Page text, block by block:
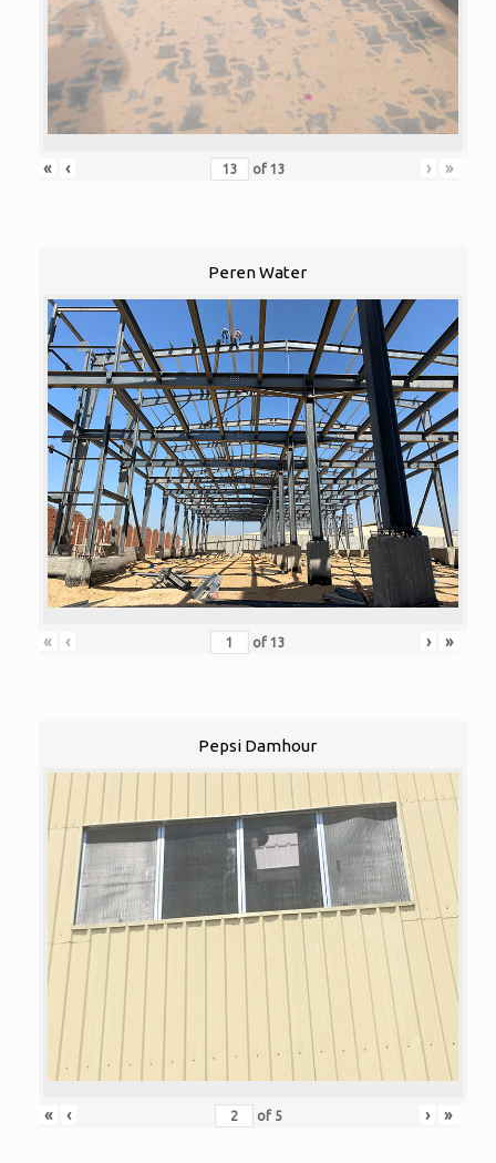
« ‹ of 13 › »
Peren Water
« ‹ of 13 › »
Pepsi Damhour
« ‹ of 5 › »